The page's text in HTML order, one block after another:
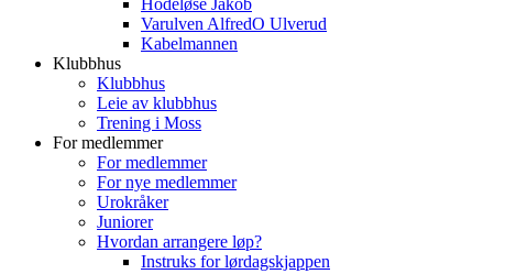
Hodeløse Jakob
Varulven AlfredO Ulverud
Kabelmannen
Klubbhus
Klubbhus
Leie av klubbhus
Trening i Moss
For medlemmer
For medlemmer
For nye medlemmer
Urokråker
Juniorer
Hvordan arrangere løp?
Instruks for lørdagskjappen